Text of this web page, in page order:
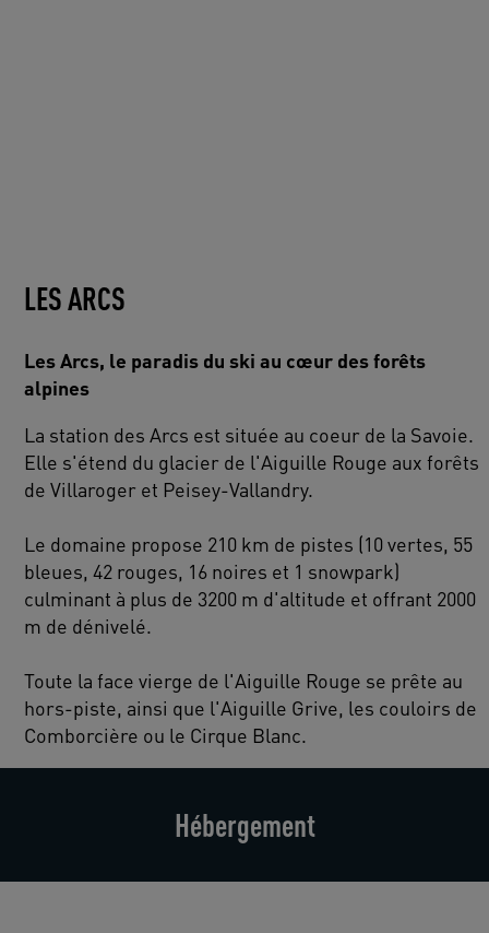
LES ARCS
Les Arcs, le paradis du ski au cœur des forêts
alpines
La station des Arcs est située au coeur de la Savoie.
Elle s'étend du glacier de l'Aiguille Rouge aux forêts
de Villaroger et Peisey-Vallandry.
Le domaine propose 210 km de pistes (10 vertes, 55
bleues, 42 rouges, 16 noires et 1 snowpark)
culminant à plus de 3200 m d'altitude et offrant 2000
m de dénivelé.
Toute la face vierge de l'Aiguille Rouge se prête au
hors-piste, ainsi que l'Aiguille Grive, les couloirs de
Comborcière ou le Cirque Blanc.
Hébergement